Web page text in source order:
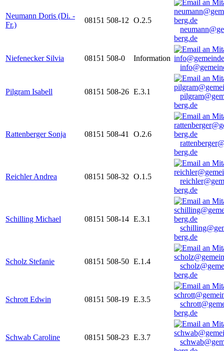
Neumann Doris (Di. -
Fr.)
08151 508-12 O.2.5
berg.de
Niefenecker Silvia 08151 508-0
Information
Pilgram Isabell 08151 508-26 E.3.1
berg.de
Rattenberger Sonja 08151 508-41
O.2.6
berg.de
Reichler Andrea 08151 508-32 O.1.5
berg.de
Schilling Michael 08151 508-14 E.3.1
berg.de
Scholz Stefanie 08151 508-50 E.1.4
berg.de
Schrott Edwin 08151 508-19 E.3.5
berg.de
Schwab Caroline 08151 508-23 E.3.7